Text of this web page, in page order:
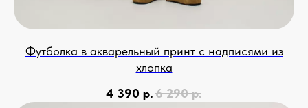
Футболка в акварельный принт с надписями из
хлопка
4 390 р.6 290 р.